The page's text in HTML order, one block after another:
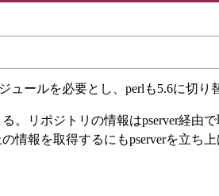
ールを必要とし、perlも5.6に切り
。リポジトリの情報はpserver経由
情報を取得するにもpserverを立ち